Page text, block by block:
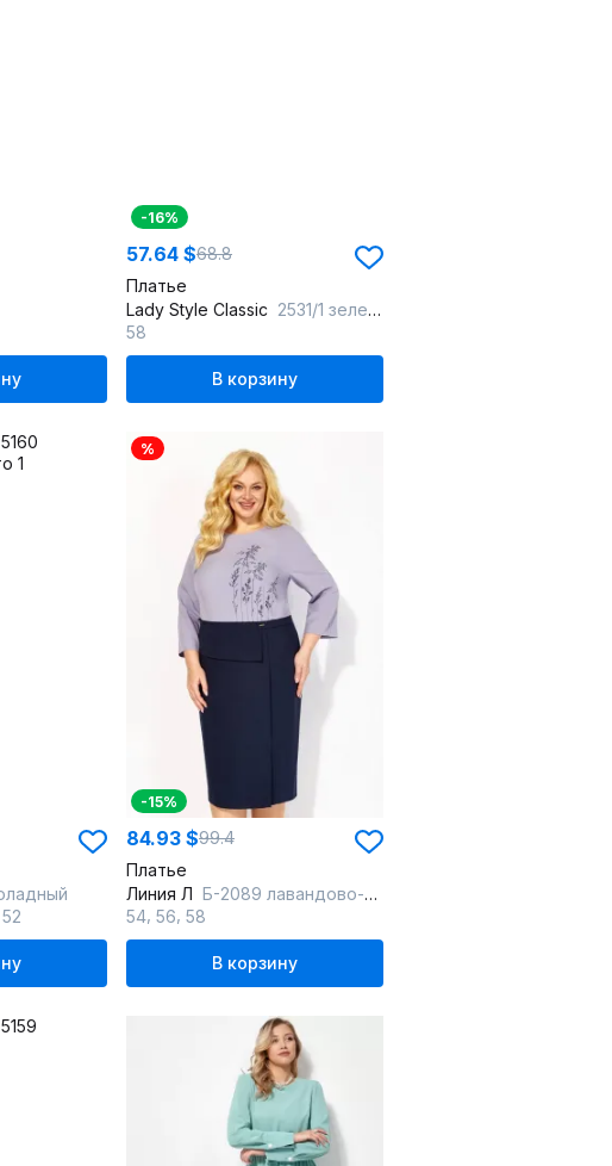
-16%
57.64 $68.8
Платье
Lady Style Classic 2531/1 зеленый
58
В корзину
52
%
-15%
84.93 $99.4
Платье
Линия Л Б-2089 лавандово-серый
54 56 58
В корзину